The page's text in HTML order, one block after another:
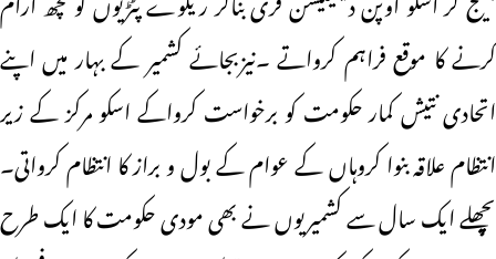
کرنے کا موقع فراہم کرواتے ۔نیزبجائے کشمیر کے بہار میں اپنے
اتحادی نتیش کمار حکومت کو برخواست کرواکے اسکو مرکز کے زیر
انتظام علاقہ بنوا کروہاں کے عوام کے بول و براز کا انتظام کرواتی۔
پچھلے ایک سال سے کشمیریوں نے بھی مودی حکومت کا ایک طرح